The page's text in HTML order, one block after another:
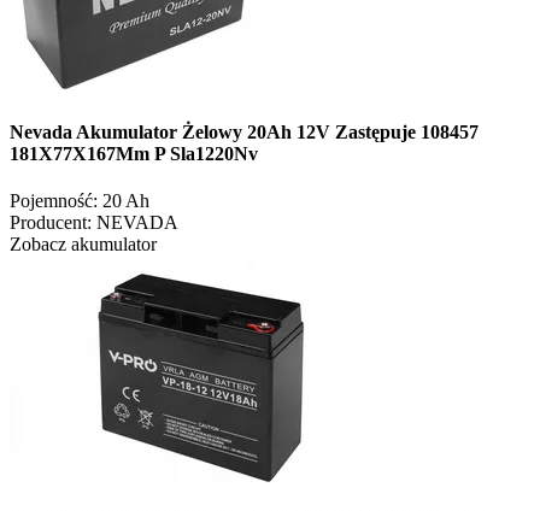
Nevada Akumulator Żelowy 20Ah 12V Zastępuje 108457
181X77X167Mm P Sla1220Nv
Pojemność: 20 Ah
Producent: NEVADA
Zobacz akumulator